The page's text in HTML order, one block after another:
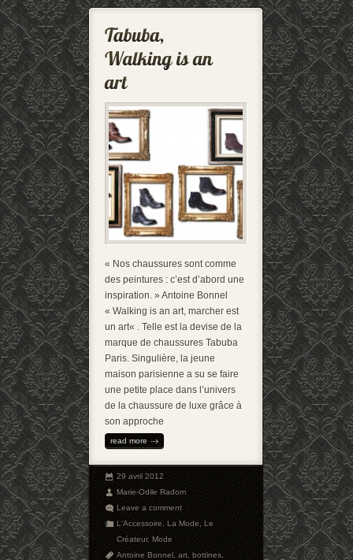
« Nos chaussures sont comme
des peintures : c’est d’abord une
inspiration. » Antoine Bonnel
« Walking is an art, marcher est
un art« . Telle est la devise de la
marque de chaussures Tabuba
Paris. Singulière, la jeune
maison parisienne a su se faire
une petite place dans l’univers
de la chaussure de luxe grâce à
son approche
read more
29 avril 2012
Marie-Odile Radom
Leave a comment
L'Accessoire,La Mode,Le
Créateur,Mode
Antoine Bonnel,art,bottines,